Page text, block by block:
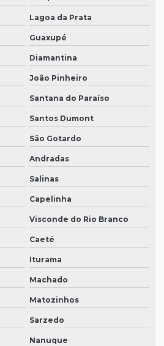
Lagoa da Prata
Guaxupé
Diamantina
João Pinheiro
Santana do Paraíso
Santos Dumont
São Gotardo
Andradas
Salinas
Capelinha
Visconde do Rio Branco
Caeté
Iturama
Machado
Matozinhos
Sarzedo
Nanuque